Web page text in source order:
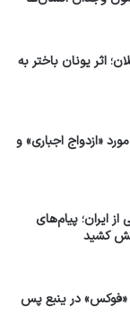
اثر یونان باختر به
«ازدواج اجباری» و
ایران؛ پیام‌های
کشید
«فوکس» در ینبع پس